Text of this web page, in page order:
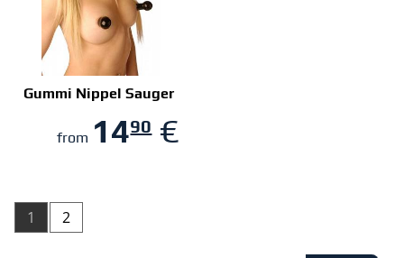
Gummi Nippel Sauger
from 1490€
ZUM SHOP
1 2